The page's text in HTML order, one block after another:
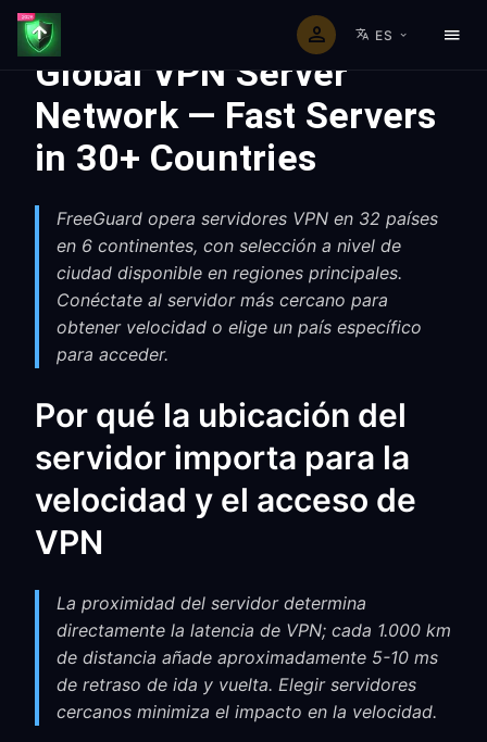
ES
Global VPN Server
Network — Fast Servers
in 30+ Countries
FreeGuard opera servidores VPN en 32 países
en 6 continentes, con selección a nivel de
ciudad disponible en regiones principales.
Conéctate al servidor más cercano para
obtener velocidad o elige un país específico
para acceder.
Por qué la ubicación del
servidor importa para la
velocidad y el acceso de
VPN
La proximidad del servidor determina
directamente la latencia de VPN; cada 1.000 km
de distancia añade aproximadamente 5-10 ms
de retraso de ida y vuelta. Elegir servidores
cercanos minimiza el impacto en la velocidad.